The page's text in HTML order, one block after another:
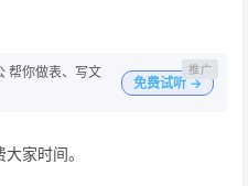
帮你做表、写文
免费试听 →
家时间。